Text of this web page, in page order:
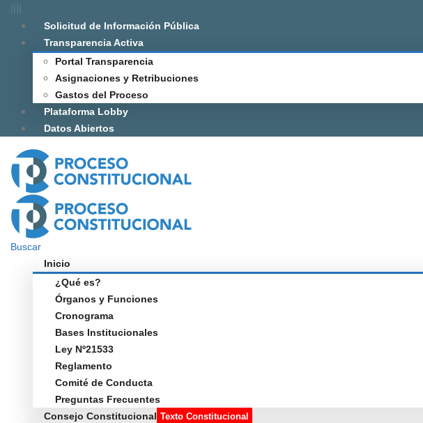
Solicitud de Información Pública
Transparencia Activa
Portal Transparencia
Asignaciones y Retribuciones
Gastos del Proceso
Plataforma Lobby
Datos Abiertos
Buscar
Inicio
¿Qué es?
Órganos y Funciones
Cronograma
Bases Institucionales
Ley Nº21533
Reglamento
Comité de Conducta
Preguntas Frecuentes
Consejo Constitucional Texto Constitucional